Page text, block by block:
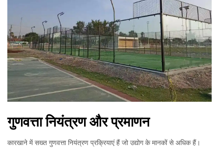
गुणवत्ता नियंत्रण और प्रमाणन
कारखाने में सख्त गुणवत्ता नियंत्रण प्रक्रियाएं हैं जो उद्योग के मानकों से अधिक हैं।